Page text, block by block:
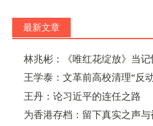
最新文章
林兆彬：《唯红花绽放》当
王学泰：文革前高校清理“反
王丹：论习近平的连任之路
为香港存档：留下真实之声